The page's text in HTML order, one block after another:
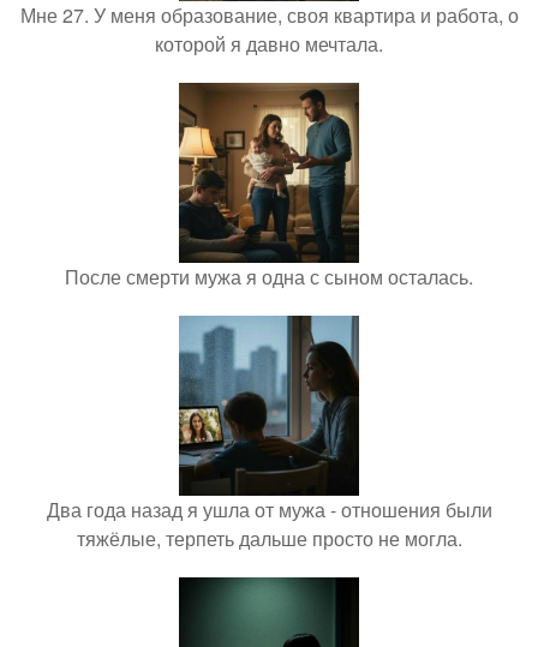
Мне 27. У меня образование, своя квартира и работа, о
которой я давно мечтала.
После смерти мужа я одна с сыном осталась.
Два года назад я ушла от мужа - отношения были
тяжёлые, терпеть дальше просто не могла.